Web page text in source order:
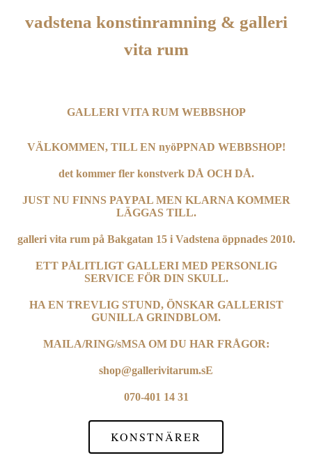
vadstena konstinramning & galleri
vita rum
GALLERI VITA RUM WEBBSHOP
VÄLKOMMEN, TILL EN nyöPPNAD WEBBSHOP!
det kommer fler konstverk DÅ OCH DÅ.
JUST NU FINNS PAYPAL MEN KLARNA KOMMER
LÄGGAS TILL.
galleri vita rum på Bakgatan 15 i Vadstena öppnades 2010.
ETT PÅLITLIGT GALLERI MED PERSONLIG
SERVICE FÖR DIN SKULL.
HA EN TREVLIG STUND, ÖNSKAR GALLERIST
GUNILLA GRINDBLOM.
MAILA/RING/sMSA OM DU HAR FRÅGOR:
shop@gallerivitarum.sE
070-401 14 31
KONSTNÄRER